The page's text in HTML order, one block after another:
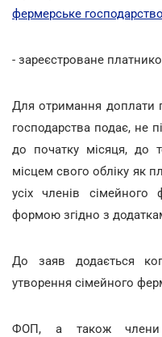
фермерське
- зареєстроване
Для отримання доплати
господарства подає, не
до початку місяця, до
місцем свого обліку як
усіх членів сімейного
формою згідно з
До заяв додається
утворення сімейного
ФОП, а також члени